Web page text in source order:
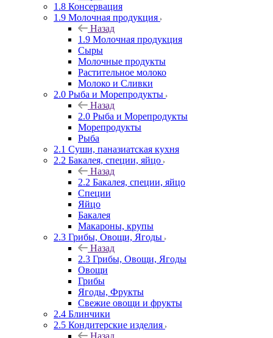
1.8 Консервация
1.9 Молочная продукция
Назад
1.9 Молочная продукция
Сыры
Молочные продукты
Растительное молоко
Молоко и Сливки
2.0 Рыба и Морепродукты
Назад
2.0 Рыба и Морепродукты
Морепродукты
Рыба
2.1 Суши, паназиатская кухня
2.2 Бакалея, специи, яйцо
Назад
2.2 Бакалея, специи, яйцо
Специи
Яйцо
Бакалея
Макароны, крупы
2.3 Грибы, Овощи, Ягоды
Назад
2.3 Грибы, Овощи, Ягоды
Овощи
Грибы
Ягоды, Фрукты
Свежие овощи и фрукты
2.4 Блинчики
2.5 Кондитерские изделия
Назад